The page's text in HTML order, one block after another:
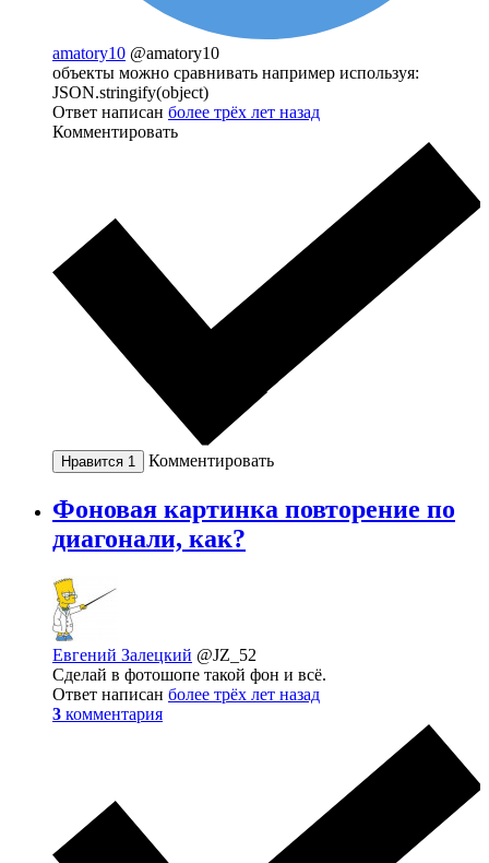
amatory10 @amatory10
объекты можно сравнивать например используя:
JSON.stringify(object)
Ответ написан более трёх лет назад
Комментировать
Нравится 1 Комментировать
Фоновая картинка повторение по
диагонали, как?
Евгений Залецкий @JZ_52
Сделай в фотошопе такой фон и всё.
Ответ написан более трёх лет назад
3 комментария